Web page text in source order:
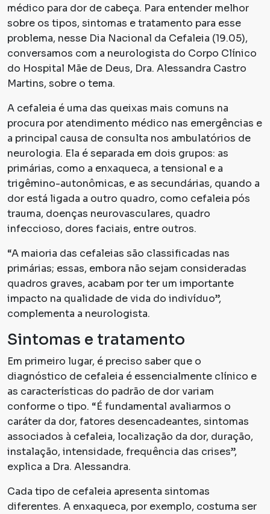
médico para dor de cabeça. Para entender melhor
sobre os tipos, sintomas e tratamento para esse
problema, nesse Dia Nacional da Cefaleia (19.05),
conversamos com a neurologista do Corpo Clínico
do Hospital Mãe de Deus, Dra. Alessandra Castro
Martins, sobre o tema.
A cefaleia é uma das queixas mais comuns na
procura por atendimento médico nas emergências e
a principal causa de consulta nos ambulatórios de
neurologia. Ela é separada em dois grupos: as
primárias, como a enxaqueca, a tensional e a
trigêmino-autonômicas, e as secundárias, quando a
dor está ligada a outro quadro, como cefaleia pós
trauma, doenças neurovasculares, quadro
infeccioso, dores faciais, entre outros.
“A maioria das cefaleias são classificadas nas
primárias; essas, embora não sejam consideradas
quadros graves, acabam por ter um importante
impacto na qualidade de vida do indivíduo”,
complementa a neurologista.
Sintomas e tratamento
Em primeiro lugar, é preciso saber que o
diagnóstico de cefaleia é essencialmente clínico e
as características do padrão de dor variam
conforme o tipo. “É fundamental avaliarmos o
caráter da dor, fatores desencadeantes, sintomas
associados à cefaleia, localização da dor, duração,
instalação, intensidade, frequência das crises”,
explica a Dra. Alessandra.
Cada tipo de cefaleia apresenta sintomas
diferentes. A enxaqueca, por exemplo, costuma ser